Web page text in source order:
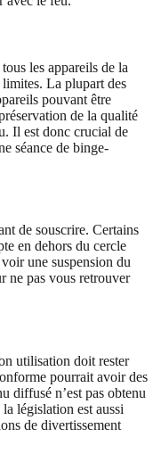
les appareils de la
limites. La plupart des
pouvant être
de la qualité
Il est donc crucial de
séance de binge-
de souscrire. Certains
en dehors du cercle
une suspension du
ne pas vous retrouver
utilisation doit rester
pourrait avoir des
diffusé n’est pas obtenu
législation est aussi
de divertissement